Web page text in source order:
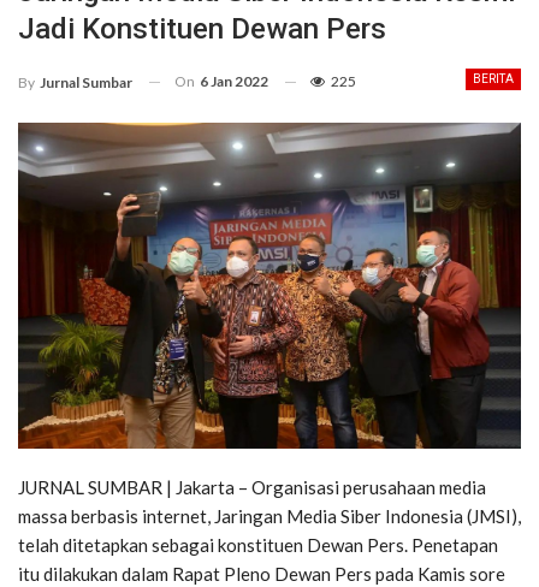
Jadi Konstituen Dewan Pers
BERITA
By Jurnal Sumbar On 6 Jan 2022 225
JURNAL SUMBAR | Jakarta – Organisasi perusahaan media
massa berbasis internet, Jaringan Media Siber Indonesia (JMSI),
telah ditetapkan sebagai konstituen Dewan Pers. Penetapan
itu dilakukan dalam Rapat Pleno Dewan Pers pada Kamis sore